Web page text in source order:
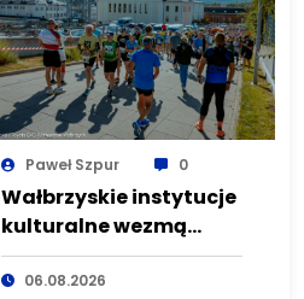
Paweł Szpur 0
Wałbrzyskie instytucje
kulturalne wezmą
udział w Toyota EKO
Półmaraton Wałbrzych
06.08.2026